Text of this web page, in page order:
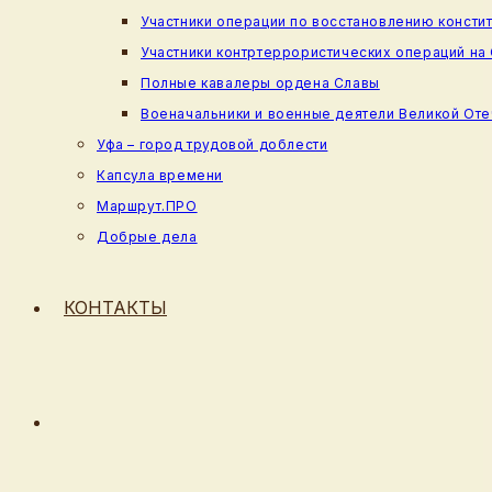
Участники операции по восстановлению
Участники контртеррористических операций
Полные кавалеры ордена Славы
Военачальники и военные деятели Великой
Уфа – город трудовой доблести
Капсула времени
Маршрут.ПРО
Добрые дела
КОНТАКТЫ